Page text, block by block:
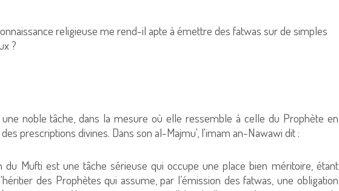
religieuse me rend-il apte à émettre des fatwas sur de simples
?
noble tâche, dans la mesure où elle ressemble à celle du Prophète en
prescriptions divines. Dans son al-Majmu', l'imam an-Nawawi dit :
du Mufti est une tâche sérieuse qui occupe une place bien méritoire, étant
des Prophètes qui assume, par l’émission des fatwas, une obligation